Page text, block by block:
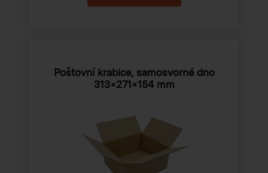
Poštovní krabice, samosvorné dno
313×271×154 mm